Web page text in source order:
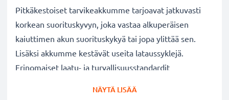
Pitkäkestoiset tarvikeakkumme tarjoavat jatkuvasti
korkean suorituskyvyn, joka vastaa alkuperäisen
kaiuttimen akun suorituskykyä tai jopa ylittää sen.
Lisäksi akkumme kestävät useita lataussyklejä.
Erinomaiset laatu- ja turvallisuusstandardit
NÄYTÄ LISÄÄ